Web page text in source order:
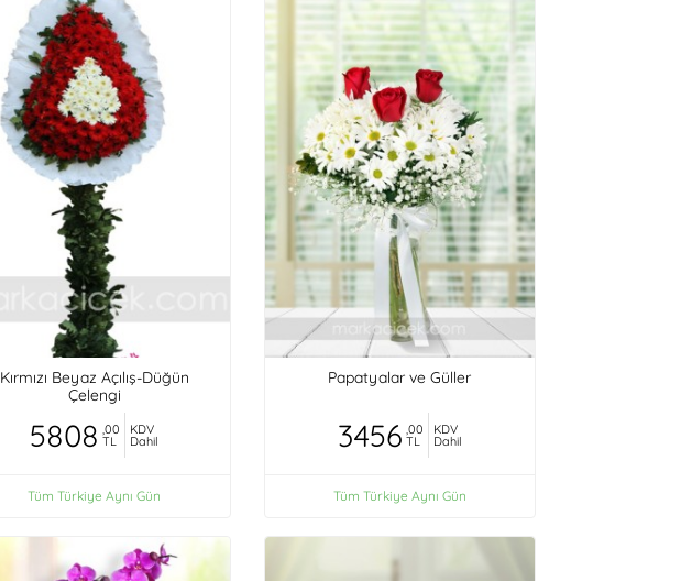
Kırmızı Beyaz Açılış-Düğün
Çelengi
5808 ,00
TL
KDV
Dahil
Tüm Türkiye Aynı Gün
Papatyalar ve Güller
3456 ,00
TL
KDV
Dahil
Tüm Türkiye Aynı Gün